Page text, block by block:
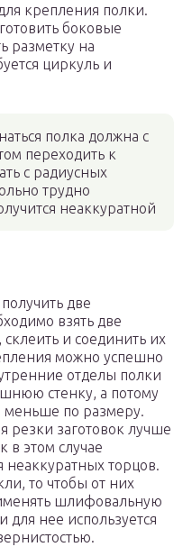
крепления полки.
боковые
разметку на
циркуль и
полка должна с
переходить к
с радиусных
трудно
неаккуратной
две
взять две
и соединить их
можно успешно
отделы полки
стенку, а потому
меньше по размеру.
резки заготовок лучше
в этом случае
неаккуратных торцов.
то чтобы от них
шлифовальную
для нее используется